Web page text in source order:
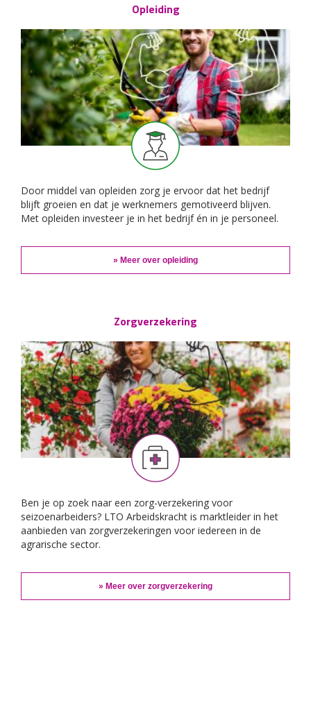
Opleiding
Door middel van opleiden zorg je ervoor dat het bedrijf
blijft groeien en dat je werknemers gemotiveerd blijven.
Met opleiden investeer je in het bedrijf én in je personeel.
» Meer over opleiding
Zorgverzekering
Ben je op zoek naar een zorg-verzekering voor
seizoenarbeiders? LTO Arbeidskracht is marktleider in het
aanbieden van zorgverzekeringen voor iedereen in de
agrarische sector.
» Meer over zorgverzekering